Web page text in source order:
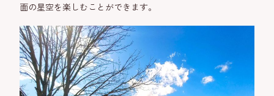
面の星空を楽しむことができます。